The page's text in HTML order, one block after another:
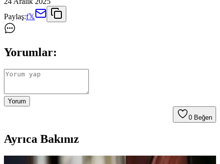
Paylaş:f𝕏
Yorumlar:
Yorum
0 Beğen
Ayrıca Bakınız